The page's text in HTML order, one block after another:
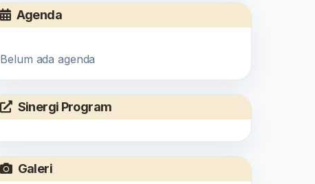
Agenda
Belum ada agenda
Sinergi Program
Galeri